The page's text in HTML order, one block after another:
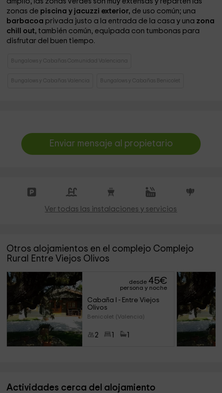
zonas de piscina y jacuzzi exterior, de uso común; una
barbacoa privada justo a la entrada de la casa y una zona
chill out, también común, equipada con tumbonas para
disfrutar del buen tiempo.
Bungalows y Cabañas Comunidad Valenciana
Bungalows y Cabañas Valencia Bungalows y Cabañas Benicolet
Enviar mensaje al propietario
Ver todas las instalaciones y servicios
Otros alojamientos en el complejo Complejo
Rural Entre Viejos Olivos
desde 45€
persona y noche
Cabaña I - Entre Viejos
Olivos
Benicolet (Valencia)
2
Actividades cerca del alojamiento